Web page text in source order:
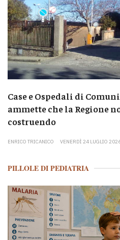
Case e Ospedali di
ammette che la Regione
costruendo
ENRICO TRICANICO VENERDÌ 24 LUGLIO
PILLOLE DI PEDIATRIA